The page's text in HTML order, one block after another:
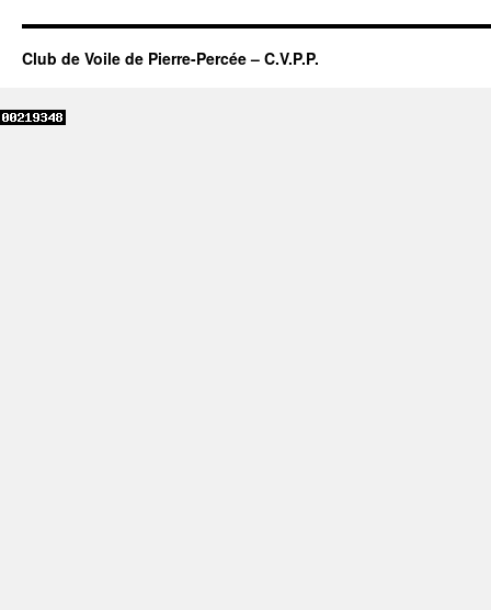
Club de Voile de Pierre-Percée – C.V.P.P.